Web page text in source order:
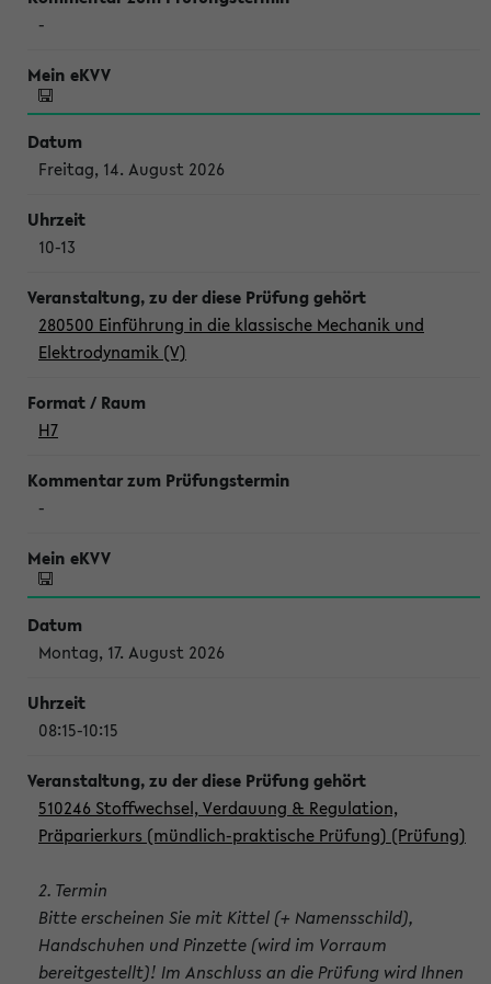
-
Freitag, 14. August 2026
10-13
280500 Einführung in die klassische Mechanik und
Elektrodynamik (V)
H7
-
Montag, 17. August 2026
08:15-10:15
510246 Stoffwechsel, Verdauung & Regulation,
Präparierkurs (mündlich-praktische Prüfung) (Prüfung)
2. Termin
Bitte erscheinen Sie mit Kittel (+ Namensschild),
Handschuhen und Pinzette (wird im Vorraum
bereitgestellt)! Im Anschluss an die Prüfung wird Ihnen